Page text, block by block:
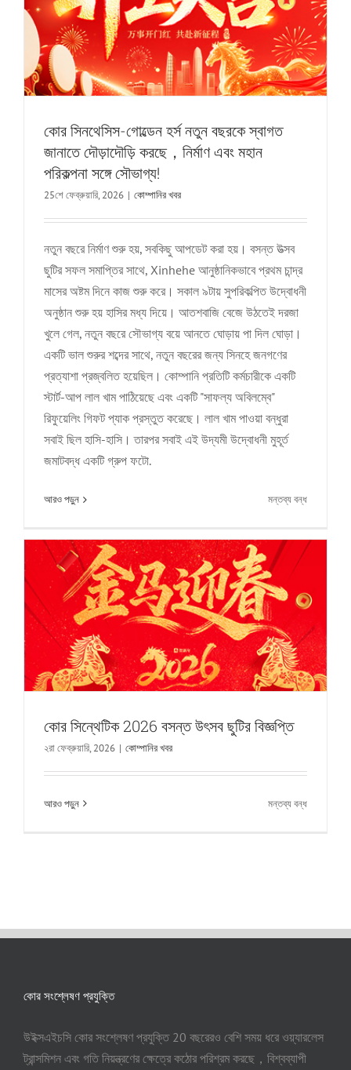
রোম্যান্স|
দেবী：
আমি
শুধু
আজ
তোমাকে
কোর সিনথেসিস-গোল্ডেন হর্স নতুন বছরকে স্বাগত
জানাতে দৌড়াদৌড়ি করছে，নির্মাণ এবং মহান
পরিকল্পনা সঙ্গে সৌভাগ্য!
25শে ফেব্রুয়ারি, 2026 | কোম্পানির খবর
নতুন বছরে নির্মাণ শুরু হয়, সবকিছু আপডেট করা হয়। বসন্ত উত্সব
ছুটির সফল সমাপ্তির সাথে, Xinhehe আনুষ্ঠানিকভাবে প্রথম চান্দ্র
মাসের অষ্টম দিনে কাজ শুরু করে। সকাল ৯টায় সুপরিকল্পিত উদ্বোধনী
অনুষ্ঠান শুরু হয় হাসির মধ্য দিয়ে। আতশবাজি বেজে উঠতেই দরজা
খুলে গেল, নতুন বছরে সৌভাগ্য বয়ে আনতে ঘোড়ায় পা দিল ঘোড়া।
একটি ভাল শুরুর শব্দের সাথে, নতুন বছরের জন্য সিনহে জনগণের
প্রত্যাশা প্রজ্বলিত হয়েছিল। কোম্পানি প্রতিটি কর্মচারীকে একটি
স্টার্ট-আপ লাল খাম পাঠিয়েছে এবং একটি "সাফল্য অবিলম্বে"
রিফুয়েলিং গিফট প্যাক প্রস্তুত করেছে। লাল খাম পাওয়া বন্ধুরা
সবাই ছিল হাসি-হাসি। তারপর সবাই এই উদ্যমী উদ্বোধনী মুহূর্ত
জমাটবদ্ধ একটি গ্রুপ ফটো.
আরও পড়ুন মন্তব্য বন্ধচালু
গোল্ডেন
বছরকে
জানাতে
দৌড়াদৌড়ি
করছে，
নির্মাণ
কোর সিন্থেটিক 2026 বসন্ত উৎসব ছুটির বিজ্ঞপ্তি
কোর সিন্থেটিক 2026 বসন্ত উৎসব ছুটির বিজ্ঞপ্তি
২রা ফেব্রুয়ারি, 2026 | কোম্পানির খবর
আরও পড়ুন মন্তব্য বন্ধচালু
কোর সংশ্লেষণ প্রযুক্তি
উইক্সএইচসি কোর সংশ্লেষণ প্রযুক্তি 20 বছরেরও বেশি সময় ধরে ওয়্যারলেস
ট্রান্সমিশন এবং গতি নিয়ন্ত্রণের ক্ষেত্রে কঠোর পরিশ্রম করছে，বিশ্বব্যাপী